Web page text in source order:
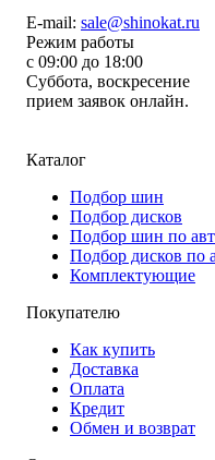
E-mail: sale@shinokat.ru
Режим работы
с 09:00 до 18:00
Суббота, воскресение
прием заявок онлайн.
Каталог
Подбор шин
Подбор дисков
Подбор шин по
Подбор дисков по
Комплектующие
Покупателю
Как купить
Доставка
Оплата
Кредит
Обмен и возврат